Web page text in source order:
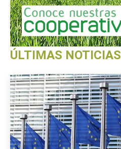
ÚLTIMAS NOTICIAS